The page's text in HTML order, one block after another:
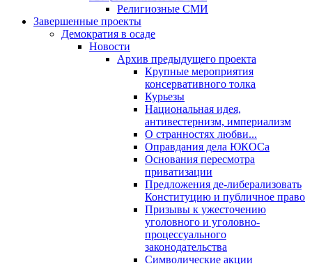
Религиозные СМИ
Завершенные проекты
Демократия в осаде
Новости
Архив предыдущего проекта
Крупные мероприятия
консервативного толка
Курьезы
Национальная идея,
антивестернизм, империализм
О странностях любви...
Оправдания дела ЮКОСа
Основания пересмотра
приватизации
Предложения де-либерализовать
Конституцию и публичное право
Призывы к ужесточению
уголовного и уголовно-
процессуального
законодательства
Символические акции